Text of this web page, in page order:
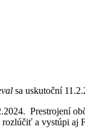
sa uskutoční
Prestrojení
rozlúčiť a vystúpi